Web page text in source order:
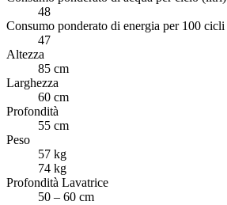
48
Consumo ponderato di energia per 100 cicli
47
Altezza
85 cm
Larghezza
60 cm
Profondità
55 cm
Peso
57 kg
74 kg
Profondità Lavatrice
50 – 60 cm